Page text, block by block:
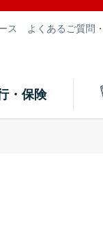
ス よくあるご質問
・保険